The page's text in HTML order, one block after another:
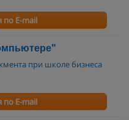
E-mail
при школе бизнеса
E-mail